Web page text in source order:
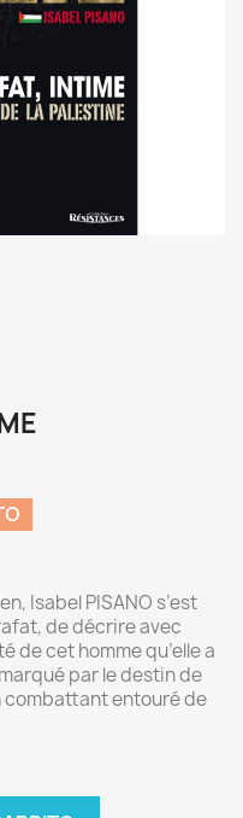
Isabel PISANO s’est
de décrire avec
de cet homme qu’elle a
par le destin de
combattant entouré de